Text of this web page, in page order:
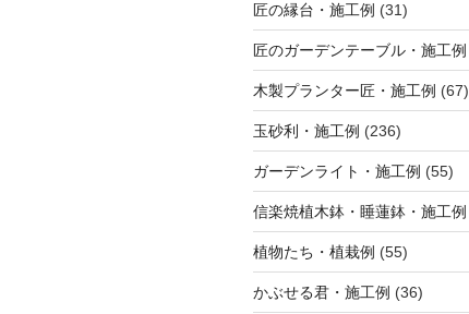
匠の縁台・施工例 (31)
匠のガーデンテーブル・施工例
木製プランター匠・施工例 (67)
玉砂利・施工例 (236)
ガーデンライト・施工例 (55)
信楽焼植木鉢・睡蓮鉢・施工例
植物たち・植栽例 (55)
かぶせる君・施工例 (36)